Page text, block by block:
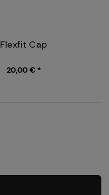
Flexfit Cap
20,00 € *